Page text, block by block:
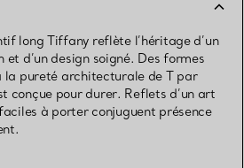
long Tiffany reflète l’héritage d’un
d’un design soigné. Des formes
la pureté architecturale de T par
conçue pour durer. Reflets d’un art
à porter conjuguent présence